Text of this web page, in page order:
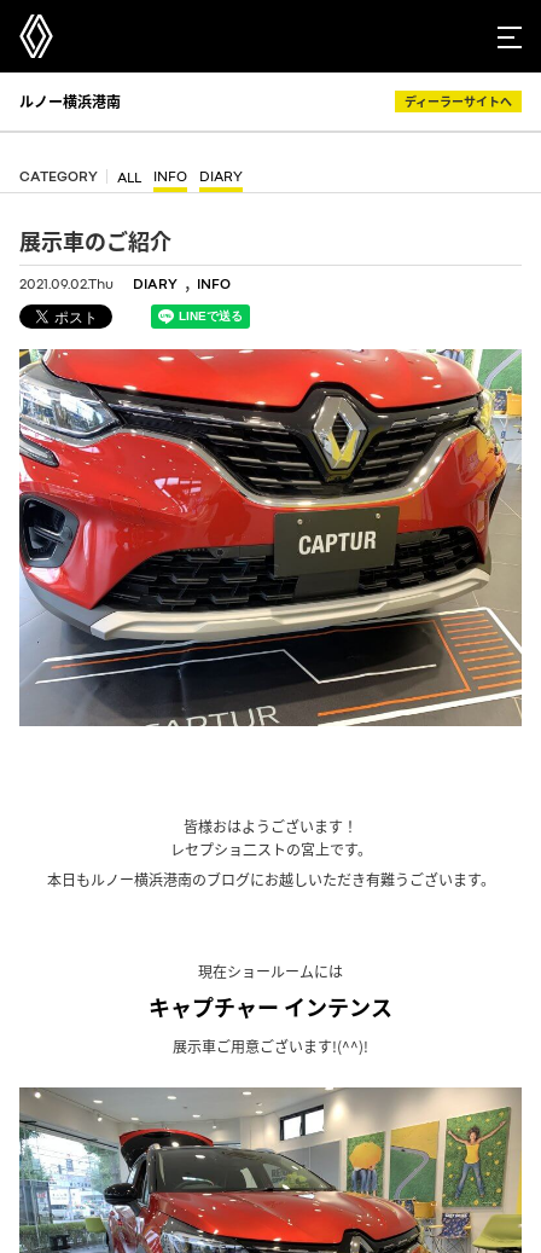
ルノー横浜港南 ディーラーサイトへ
CATEGORY ALL INFO DIARY
展示車のご紹介
2021.09.02.Thu DIARY , INFO
皆様おはようございます！
レセプショ二ストの宮上です。
本日もルノー横浜港南のブログにお越しいただき有難うございます。
現在ショールームには
キャプチャー インテンス
展示車ご用意ございます!(^^)!